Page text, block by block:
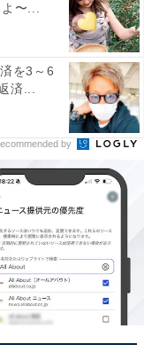
〜...
を3～6
済...
by